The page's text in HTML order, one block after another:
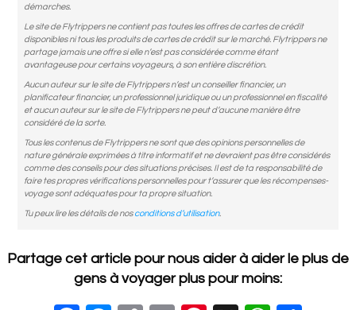
démarches.
Le site de Flytrippers ne contient pas toutes les offres de cartes de crédit
disponibles ni tous les produits de cartes de crédit sur le marché. Flytrippers ne
partage jamais une offre si elle n’est pas considérée comme étant
avantageuse pour certains voyageurs, à son entière discrétion.
Aucun auteur sur le site de Flytrippers n’est un conseiller financier, un
planificateur financier, un professionnel juridique ou un professionnel en fiscalité
et aucun auteur sur le site de Flytrippers ne peut d’aucune manière être
considéré de la sorte.
Tous les contenus de Flytrippers ne sont que des opinions personnelles de
nature générale exprimées à titre informatif et ne devraient pas être considérés
comme des conseils pour des situations précises. Il est de ta responsabilité de
faire tes propres vérifications personnelles pour t’assurer que les récompenses-
voyage sont adéquates pour ta propre situation.
Tu peux lire les détails de nosconditions d’utilisation.
Partage cet article pour nous aider à aider le plus de
gens à voyager plus pour moins: